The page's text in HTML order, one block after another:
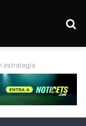
estrategia